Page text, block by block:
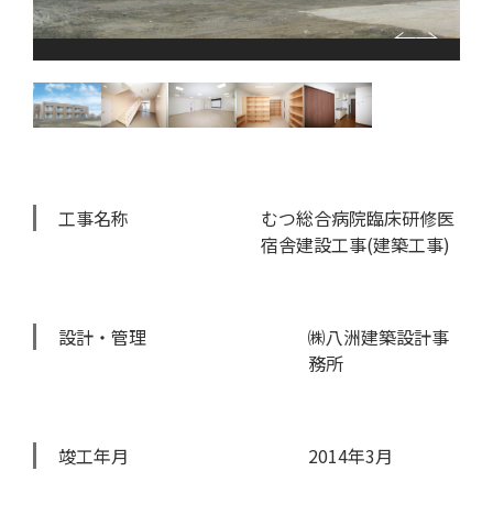
工事名称
むつ総合病院臨床研修医
宿舎建設工事(建築工事)
設計・管理
㈱八洲建築設計事
務所
竣工年月 2014年3月